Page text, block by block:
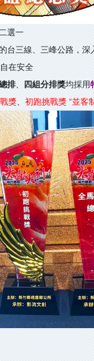
選一
台三線、三峰公路，
在安全
排、 四組分排獎均採用
獎 初跑挑戰獎 “並客